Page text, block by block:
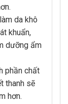
da khô
khuẩn,
dưỡng ẩm
phần chất
thanh sẽ
hơn.